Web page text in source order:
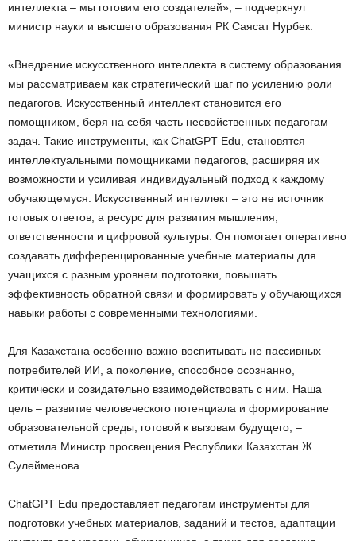
интеллекта – мы готовим его создателей», – подчеркнул
министр науки и высшего образования РК Саясат Нурбек.
«Внедрение искусственного интеллекта в систему образования
мы рассматриваем как стратегический шаг по усилению роли
педагогов. Искусственный интеллект становится его
помощником, беря на себя часть несвойственных педагогам
задач. Такие инструменты, как ChatGPT Edu, становятся
интеллектуальными помощниками педагогов, расширяя их
возможности и усиливая индивидуальный подход к каждому
обучающемуся. Искусственный интеллект – это не источник
готовых ответов, а ресурс для развития мышления,
ответственности и цифровой культуры. Он помогает оперативно
создавать дифференцированные учебные материалы для
учащихся с разным уровнем подготовки, повышать
эффективность обратной связи и формировать у обучающихся
навыки работы с современными технологиями.
Для Казахстана особенно важно воспитывать не пассивных
потребителей ИИ, а поколение, способное осознанно,
критически и созидательно взаимодействовать с ним. Наша
цель – развитие человеческого потенциала и формирование
образовательной среды, готовой к вызовам будущего, –
отметила Министр просвещения Республики Казахстан Ж.
Сулейменова.
ChatGPT Edu предоставляет педагогам инструменты для
подготовки учебных материалов, заданий и тестов, адаптации